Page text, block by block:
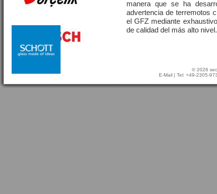
manera que se ha
advertencia de terremotos
el GFZ mediante
de calidad del más alto nivel.
© 2026
E-Mail | Tel: +49-2305-